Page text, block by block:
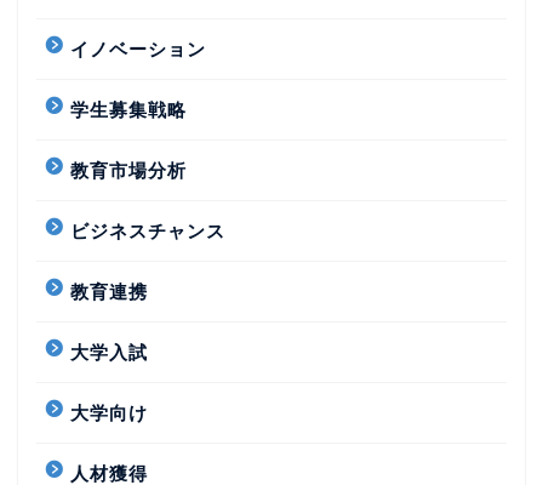
イノベーション
学生募集戦略
教育市場分析
ビジネスチャンス
教育連携
大学入試
大学向け
人材獲得